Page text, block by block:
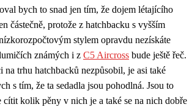
bych to snad jen tím, že dojem létajícího
částečně, protože z hatchbacku s vyšším
stylem opravdu nezískáte
známých i z C5 Aircross bude ještě řeč.
na trhu hatchbacků nezpůsobil, je asi také
s tím, že ta sedadla jsou pohodlná. Jsou to
cítit kolik pěny v nich je a také se na nich dobře